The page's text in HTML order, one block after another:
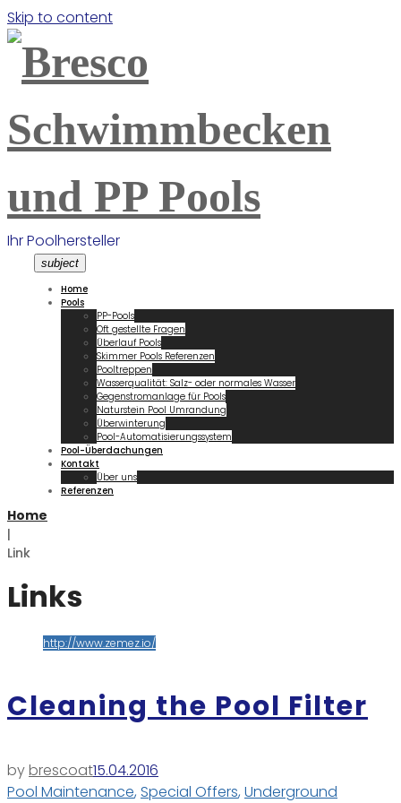
Skip to content
Ihr Poolhersteller
subject
Home
Pools
PP-Pools
Oft gestellte Fragen
Überlauf Pools
Skimmer Pools Referenzen
Pooltreppen
Wasserqualität: Salz- oder normales Wasser
Gegenstromanlage für Pools
Naturstein Pool Umrandung
Überwinterung
Pool-Automatisierungssystem
Pool-Überdachungen
Kontakt
Über uns
Referenzen
Home
|
Link
Links
http://www.zemez.io/
Cleaning the Pool Filter
bybrescoat15.04.2016
Pool Maintenance, Special Offers, Underground